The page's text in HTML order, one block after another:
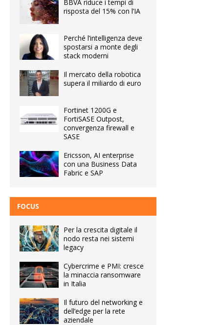
BBVA riduce i tempi di
risposta del 15% con l’IA
Perché l’intelligenza deve
spostarsi a monte degli
stack moderni
Il mercato della robotica
supera il miliardo di euro
Fortinet 1200G e
FortiSASE Outpost,
convergenza firewall e
SASE
Ericsson, AI enterprise
con una Business Data
Fabric e SAP
FOCUS
Per la crescita digitale il
nodo resta nei sistemi
legacy
Cybercrime e PMI: cresce
la minaccia ransomware
in Italia
Il futuro del networking e
dell’edge per la rete
aziendale